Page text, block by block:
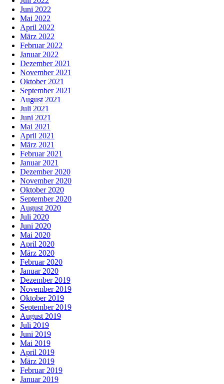
Juni 2022
Mai 2022
April 2022
März 2022
Februar 2022
Januar 2022
Dezember 2021
November 2021
Oktober 2021
September 2021
August 2021
Juli 2021
Juni 2021
Mai 2021
April 2021
März 2021
Februar 2021
Januar 2021
Dezember 2020
November 2020
Oktober 2020
September 2020
August 2020
Juli 2020
Juni 2020
Mai 2020
April 2020
März 2020
Februar 2020
Januar 2020
Dezember 2019
November 2019
Oktober 2019
September 2019
August 2019
Juli 2019
Juni 2019
Mai 2019
April 2019
März 2019
Februar 2019
Januar 2019